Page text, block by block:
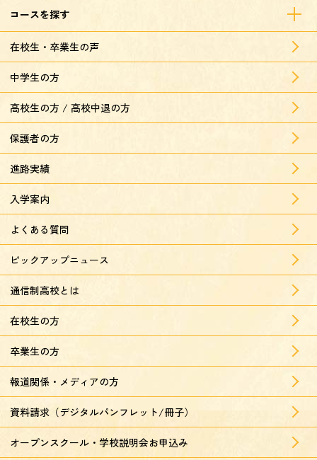
コースを探す
在校生・卒業生の声
中学生の方
高校生の方 / 高校中退の方
保護者の方
進路実績
入学案内
よくある質問
ピックアップニュース
通信制高校とは
在校生の方
卒業生の方
報道関係・メディアの方
資料請求（デジタルパンフレット/冊子）
オープンスクール・学校説明会お申込み